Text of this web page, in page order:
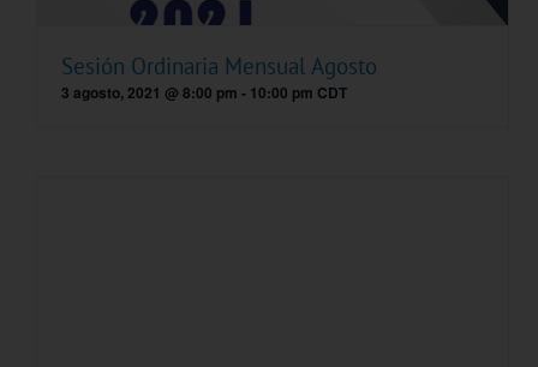
Sesión Ordinaria Mensual Agosto
3 agosto, 2021 @ 8:00 pm - 10:00 pm CDT